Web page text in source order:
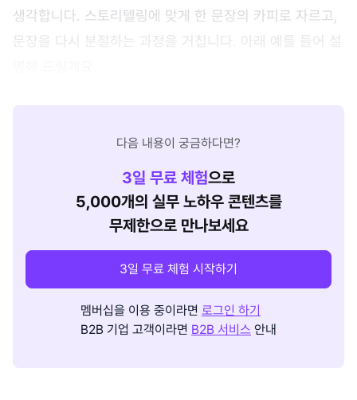
생각합니다. 스토리텔링에 맞게 한 문장의 카피로 자르고,
문장을 다시 분절하는 과정을 거칩니다. 아래 예를 들어 설
다음 내용이 궁금하다면?
3일 무료 체험으로
5,000개의 실무 노하우 콘텐츠를
무제한으로 만나보세요
3일 무료 체험 시작하기
멤버십을 이용 중이라면 로그인 하기
B2B 기업 고객이라면 B2B 서비스 안내